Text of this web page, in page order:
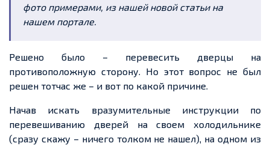
фото примерами, из нашей новой статьи на
нашем портале.
Решено было – перевесить дверцы на
противоположную сторону. Но этот вопрос не был
решен тотчас же – и вот по какой причине.
Начав искать вразумительные инструкции по
перевешиванию дверей на своем холодильнике
(сразу скажу – ничего толком не нашел), на одном из